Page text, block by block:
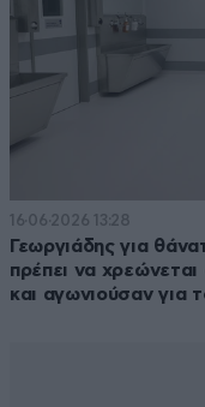
16·06·2026 13:28
Γεωργιάδης για
πρέπει να
και αγωνιούσαν για